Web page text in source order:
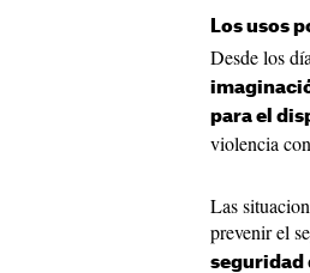
Los usos
Desde los
para el
violencia
Las
prevenir el
seguridad